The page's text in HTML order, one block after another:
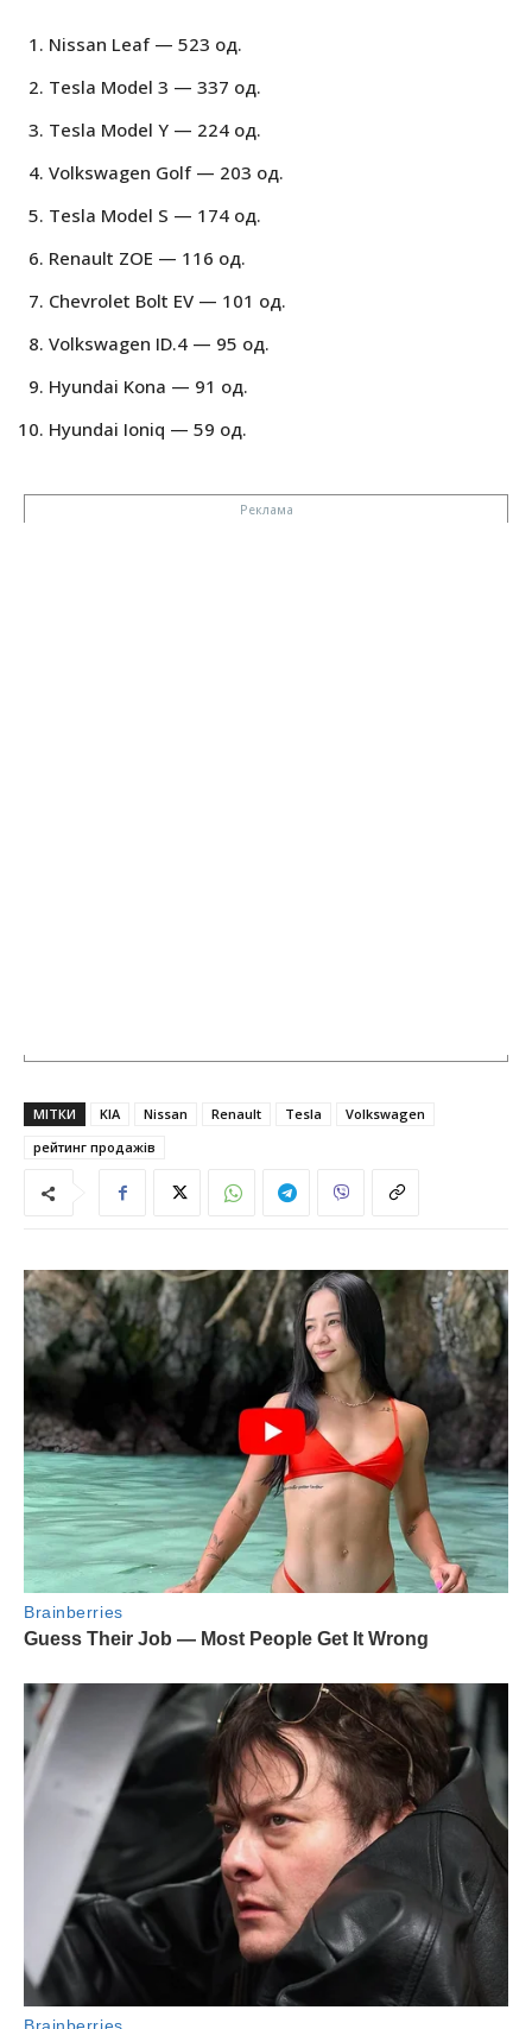
Nissan Leaf — 523 од.
Tesla Model 3 — 337 од.
Tesla Model Y — 224 од.
Volkswagen Golf — 203 од.
Tesla Model S — 174 од.
Renault ZOE — 116 од.
Chevrolet Bolt EV — 101 од.
Volkswagen ID.4 — 95 од.
Hyundai Kona — 91 од.
Hyundai Ioniq — 59 од.
МІТКИ KIA Nissan Renault Tesla
Volkswagen
рейтинг продажів